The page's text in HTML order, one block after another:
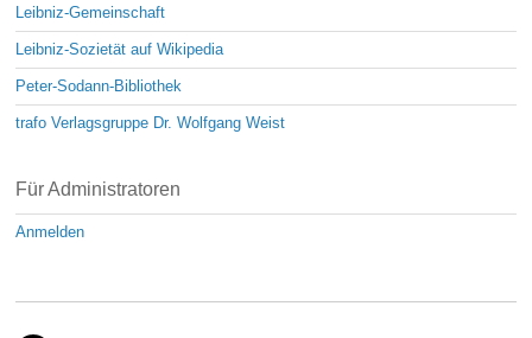
Leibniz-Gemeinschaft
Leibniz-Sozietät auf Wikipedia
Peter-Sodann-Bibliothek
trafo Verlagsgruppe Dr. Wolfgang Weist
Für Administratoren
Anmelden